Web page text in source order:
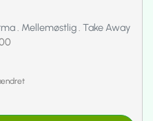
. Mellemøstlig. Take Away